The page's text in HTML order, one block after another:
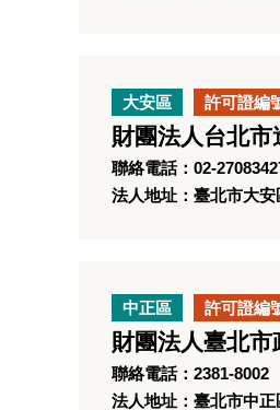
大安區 許可證編
財團法人台北
聯絡電話：02-
法人地址：臺北市大
中正區 許可證編
財團法人臺北
聯絡電話：2381-8002
法人地址：臺北市中